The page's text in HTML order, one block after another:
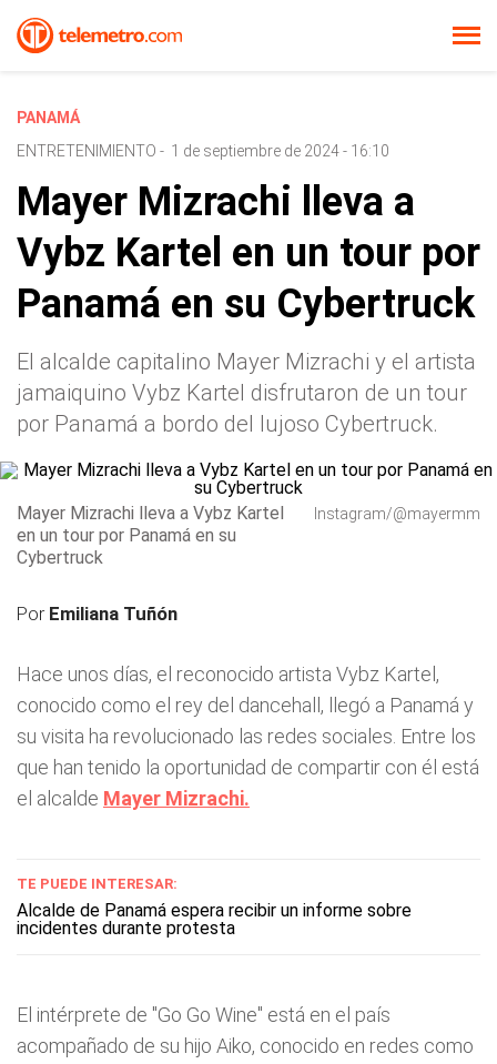
PANAMÁ
ENTRETENIMIENTO - 1 de septiembre de 2024 - 16:10
Mayer Mizrachi lleva a
Vybz Kartel en un tour por
Panamá en su Cybertruck
El alcalde capitalino Mayer Mizrachi y el artista
jamaiquino Vybz Kartel disfrutaron de un tour
por Panamá a bordo del lujoso Cybertruck.
Mayer Mizrachi lleva a Vybz Kartel
en un tour por Panamá en su
Cybertruck
Instagram/@mayermm
Por Emiliana Tuñón
Hace unos días, el reconocido artista Vybz Kartel,
conocido como el rey del dancehall, llegó a Panamá y
su visita ha revolucionado las redes sociales. Entre los
que han tenido la oportunidad de compartir con él está
el alcalde Mayer Mizrachi.
TE PUEDE INTERESAR:
Alcalde de Panamá espera recibir un informe sobre
incidentes durante protesta
El intérprete de "Go Go Wine" está en el país
acompañado de su hijo Aiko, conocido en redes como